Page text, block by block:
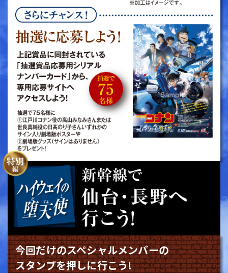
今回だけのスペシャルメンバーの
スタンプを押しに行こう!